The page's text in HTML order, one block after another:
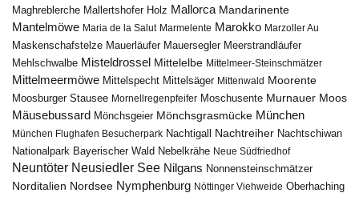
Maghreblerche Mallertshofer Holz Mallorca Mandarinente
Mantelmöwe Maria de la Salut Marmelente Marokko Marzoller Au
Maskenschafstelze Mauerläufer Mauersegler Meerstrandläufer
Mehlschwalbe Misteldrossel Mittelelbe Mittelmeer-Steinschmätzer
Mittelmeermöwe Mittelspecht Mittelsäger Mittenwald Moorente
Moosburger Stausee Mornellregenpfeifer Moschusente Murnauer Moos
Mäusebussard Mönchsgeier Mönchsgrasmücke München
München Flughafen Besucherpark Nachtigall Nachtreiher Nachtschiwan
Nationalpark Bayerischer Wald Nebelkrähe Neue Südfriedhof
Neuntöter Neusiedler See Nilgans Nonnensteinschmätzer
Norditalien Nordsee Nymphenburg Nöttinger Viehweide Oberhaching